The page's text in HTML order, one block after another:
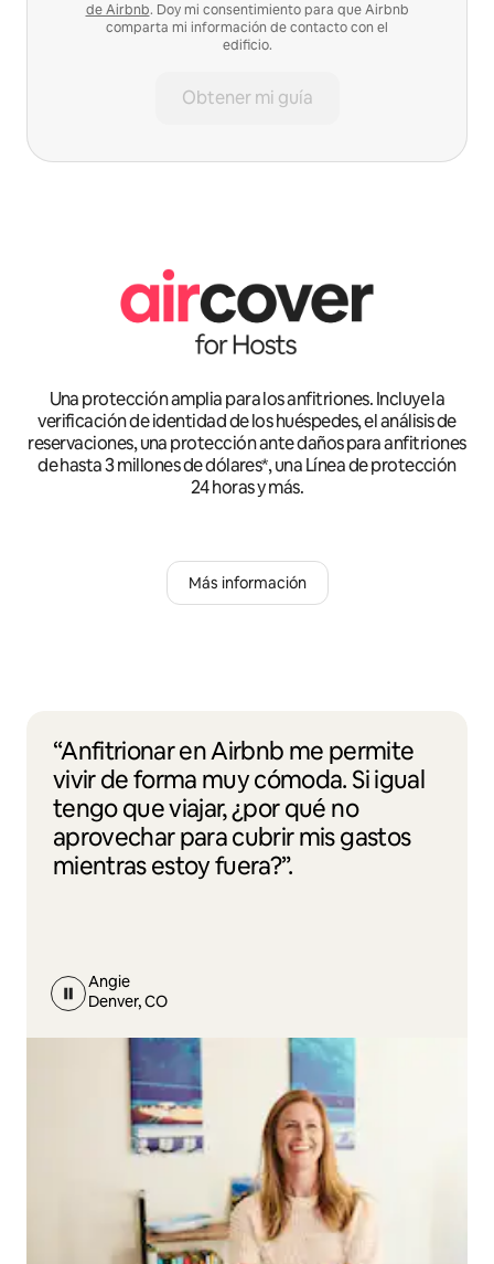
de Airbnb. Doy mi consentimiento para que Airbnb
comparta mi información de contacto con el
edificio.
Obtener mi guía
Una protección amplia para los anfitriones. Incluye la
verificación de identidad de los huéspedes, el análisis de
reservaciones, una protección ante daños para anfitriones
de hasta 3 millones de dólares*, una Línea de protección
24 horas y más.
Más información
“Anfitrionar en Airbnb me permite
vivir de forma muy cómoda. Si igual
tengo que viajar, ¿por qué no
aprovechar para cubrir mis gastos
mientras estoy fuera?”.
Angie
Denver, CO